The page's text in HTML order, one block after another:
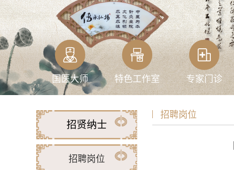
国医大师 特色工作室 专家门诊
招贤纳士
招聘岗位
招聘岗位